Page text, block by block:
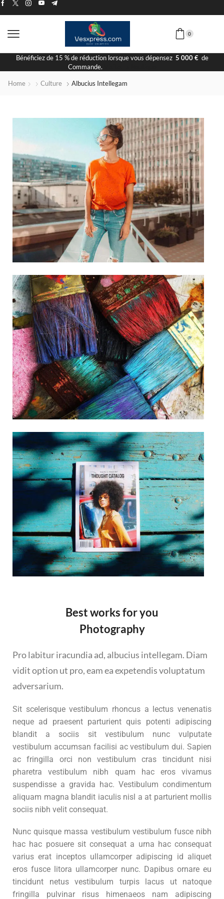
0
Livraison Rapide
Home Culture Albucius Intellegam
Best works for you
Photography
Pro labitur iracundia ad, albucius intellegam. Diam
vidit option ut pro, eam ea expetendis voluptatum
adversarium.
Sit scelerisque vestibulum rhoncus a lectus venenatis
neque ad praesent parturient quis potenti adipiscing
blandit a sociis sit vestibulum nunc vulputate
vestibulum accumsan facilisi ac vestibulum dui. Sapien
ac fringilla orci non vestibulum cras tincidunt nisi
pharetra vestibulum nibh quam hac eros vivamus
suspendisse a gravida hac. Vestibulum condimentum
aliquam magna blandit iaculis nisl a at parturient mollis
sociis nibh velit consequat.
Nunc quisque massa vestibulum vestibulum fusce nibh
hac hac posuere sit consequat a urna hac consequat
varius erat inceptos ullamcorper adipiscing id aliquet
eros fusce litora ullamcorper nunc. Dapibus ornare eu
tincidunt netus vestibulum turpis lacus ut natoque
fringilla pulvinar risus himenaeos nam adipiscing